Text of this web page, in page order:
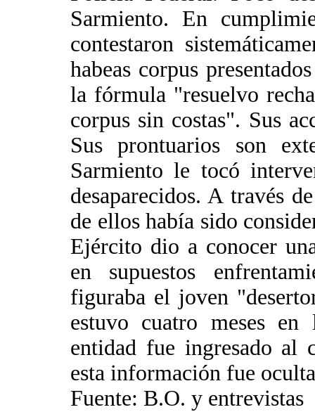
Sarmiento. En
contestaron
habeas corpus
la fórmula "resuelvo
corpus sin costas". Sus
Sus prontuarios son
Sarmiento le tocó
desaparecidos. A través
de ellos había sido
Ejército dio a conocer
en supuestos
figuraba el joven
estuvo cuatro meses
entidad fue ingresado al
esta información fue
Fuente: B.O. y entrevistas